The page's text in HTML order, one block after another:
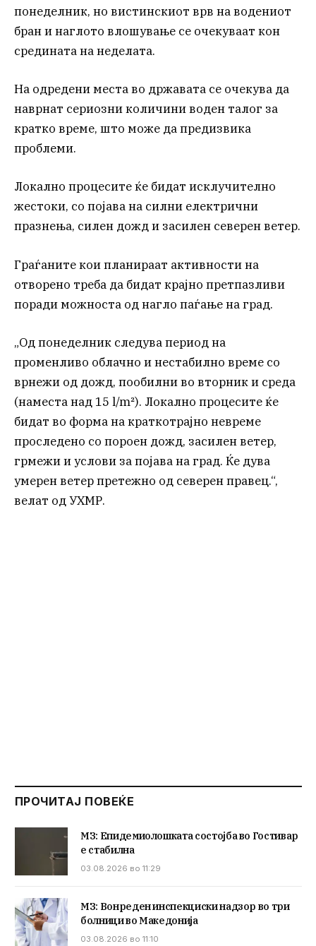
понеделник, но вистинскиот врв на водениот
бран и наглото влошување се очекуваат кон
средината на неделата.
На одредени места во државата се очекува да
наврнат сериозни количини воден талог за
кратко време, што може да предизвика
проблеми.
Локално процесите ќе бидат исклучително
жестоки, со појава на силни електрични
празнења, силен дожд и засилен северен ветер.
Граѓаните кои планираат активности на
отворено треба да бидат крајно претпазливи
поради можноста од нагло паѓање на град.
„Од понеделник следува период на
променливо облачно и нестабилно време со
врнежи од дожд, пообилни во вторник и среда
(наместа над 15 l/m²). Локално процесите ќе
бидат во форма на краткотрајно невреме
проследено со пороен дожд, засилен ветер,
грмежи и услови за појава на град. Ќе дува
умерен ветер претежно од северен правец.“,
велат од УХМР.
ПРОЧИТАЈ ПОВЕЌЕ
МЗ: Епидемиолошката состојба во Гостивар
е стабилна
03.08.2026 во 11:29
МЗ: Вонреден инспекциски надзор во три
болници во Македонија
03.08.2026 во 11:10